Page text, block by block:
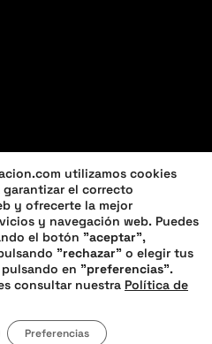
Política de cookies (UE)
y reembolsos
utilizamos cookies
el correcto
y ofrecerte la mejor
y navegación web. Puedes
el botón "aceptar",
"rechazar" o elegir tus
en "preferencias".
consultar nuestra Política de
Preferencias